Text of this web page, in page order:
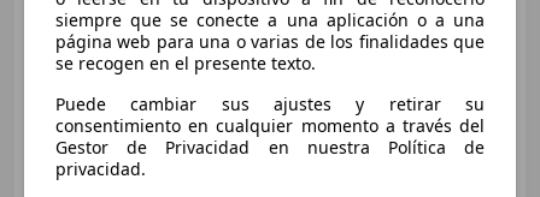
€ 12.000
Súperoferta
siempre que se conecte a una aplicación o a una
página web para una o varias de los finalidades que
se recogen en el presente texto.
Puede cambiar sus ajustes y retirar su
consentimiento en cualquier momento a través del
Gestor de Privacidad en nuestra Política de
privacidad.